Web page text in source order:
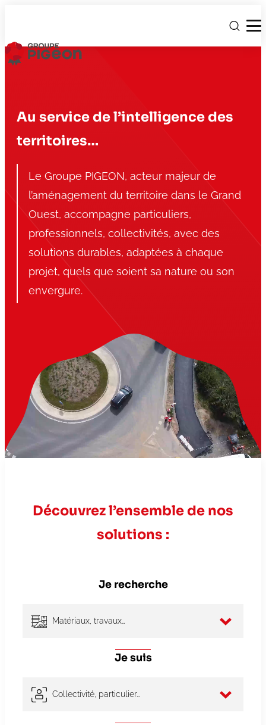
Au service de l’intelligence des
territoires…
Le Groupe PIGEON, acteur majeur de
l’aménagement du territoire dans le Grand
Ouest, accompagne particuliers,
professionnels, collectivités, avec des
solutions durables, adaptées à chaque
projet, quels que soient sa nature ou son
envergure.
Découvrez l’ensemble de nos
solutions :
Je recherche
Matériaux, travaux…
Je suis
Collectivité, particulier…